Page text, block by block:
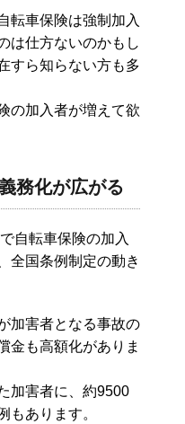
転車保険は強制加入
は仕方ないのかもし
すら知らない方も多
の加入者が増えて欲
務化が広がる
自転車保険の加入
全国条例制定の動き
加害者となる事故の
金も高額化がありま
加害者に、約9500
もあります。